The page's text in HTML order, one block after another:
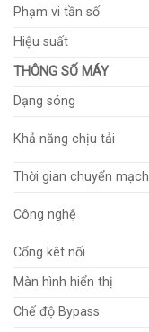
Phạm vi tần số
Hiệu suất
THÔNG SỐ MÁY
Dạng sóng
Khả năng chịu tải
Thời gian chuyển mạch
Công nghệ
Cổng kêt nối
Màn hình hiển thị
Chế độ Bypass